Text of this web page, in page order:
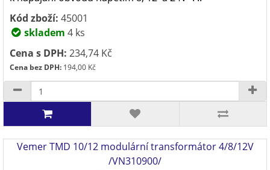
Kód zboží: 45001
skladem 4 ks
Cena s DPH: 234,74 Kč
Cena bez DPH: 194,00 Kč
Vemer TMD 10/12 modulární transformátor 4/8/12V
/VN310900/